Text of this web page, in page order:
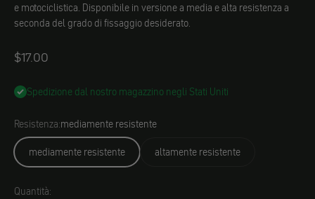
e motociclistica. Disponibile in versione a media e alta resistenza a
seconda del grado di fissaggio desiderato.
Angebot
$17.00
Spedizione dal nostro magazzino negli Stati Uniti
Resistenza:mediamente resistente
mediamente resistente
altamente resistente
Quantità: